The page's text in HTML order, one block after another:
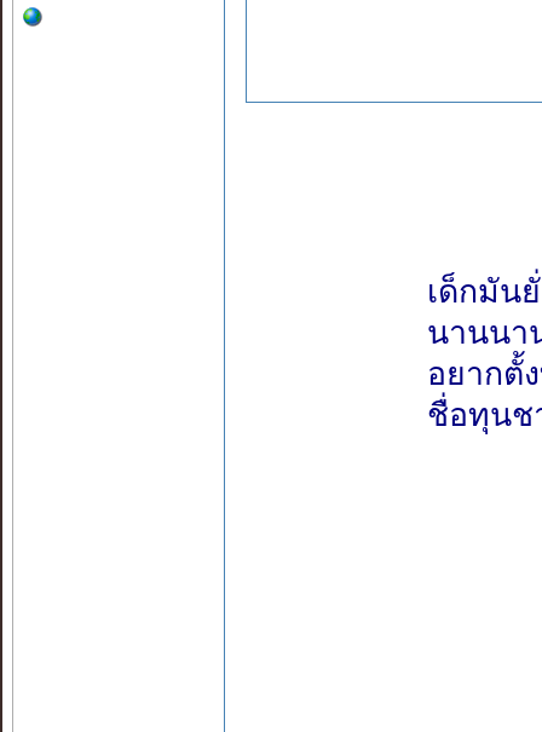
เด็กมัน
นานนา
อยากตั้
ชื่อทุนช